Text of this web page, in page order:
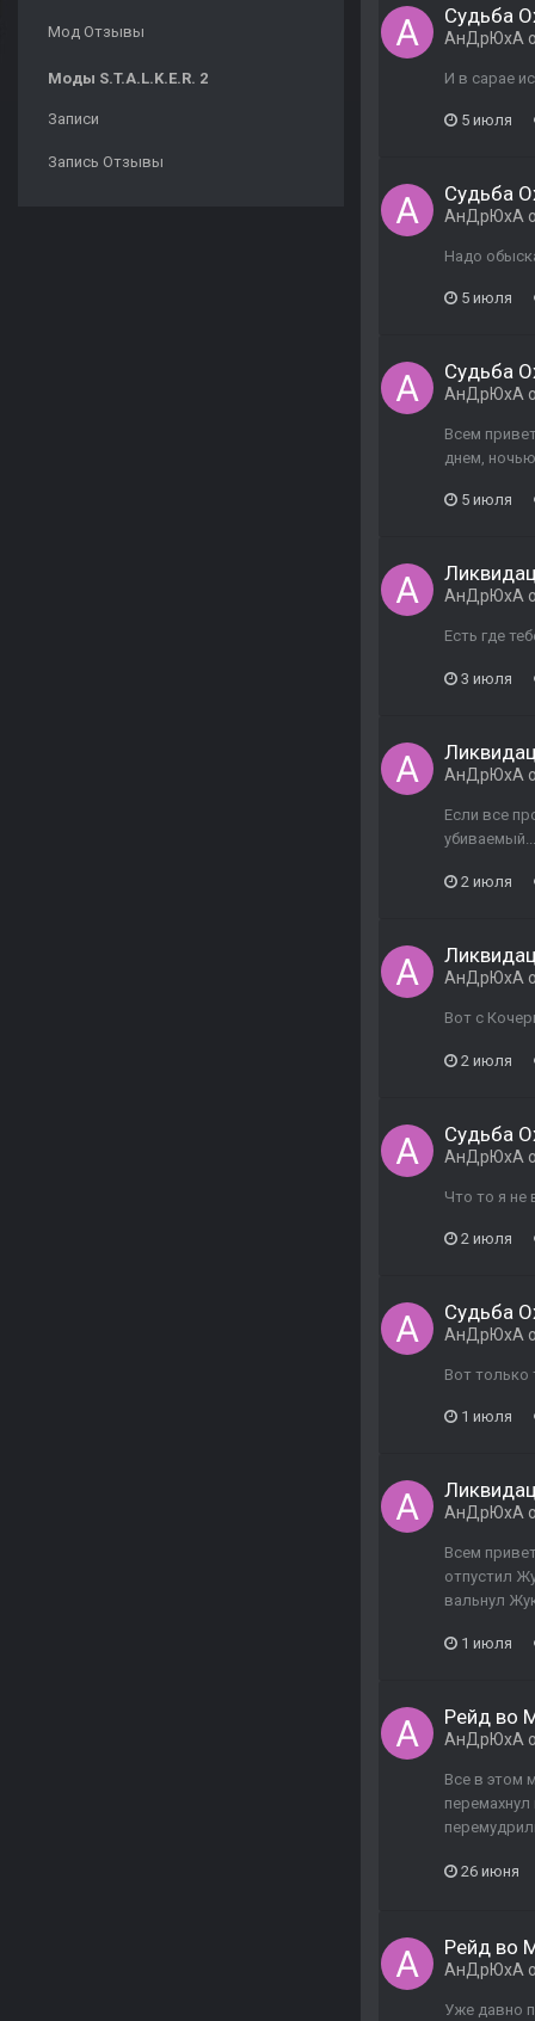
Мод Отзывы
Моды S.T.A.L.K.E.R. 2
Записи
Запись Отзывы
Судьба
АнДрЮхА
И в сарае
5 июля
Судьба
АнДрЮхА
Надо
5 июля
Судьба
АнДрЮхА
Всем
днем,
5 июля
АнДрЮхА
Есть где
3 июля
АнДрЮхА
Если все
2 июля
АнДрЮхА
Вот с
2 июля
Судьба
АнДрЮхА
Что то я не
2 июля
Судьба
АнДрЮхА
Вот только
1 июля
АнДрЮхА
Всем
отпустил
вальнул
1 июля
Рейд во
АнДрЮхА
Все в этом
26 июня
Рейд во
АнДрЮхА
Уже давно